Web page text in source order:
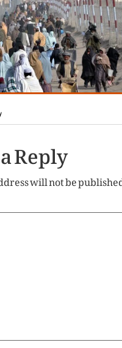
Reply
will not be